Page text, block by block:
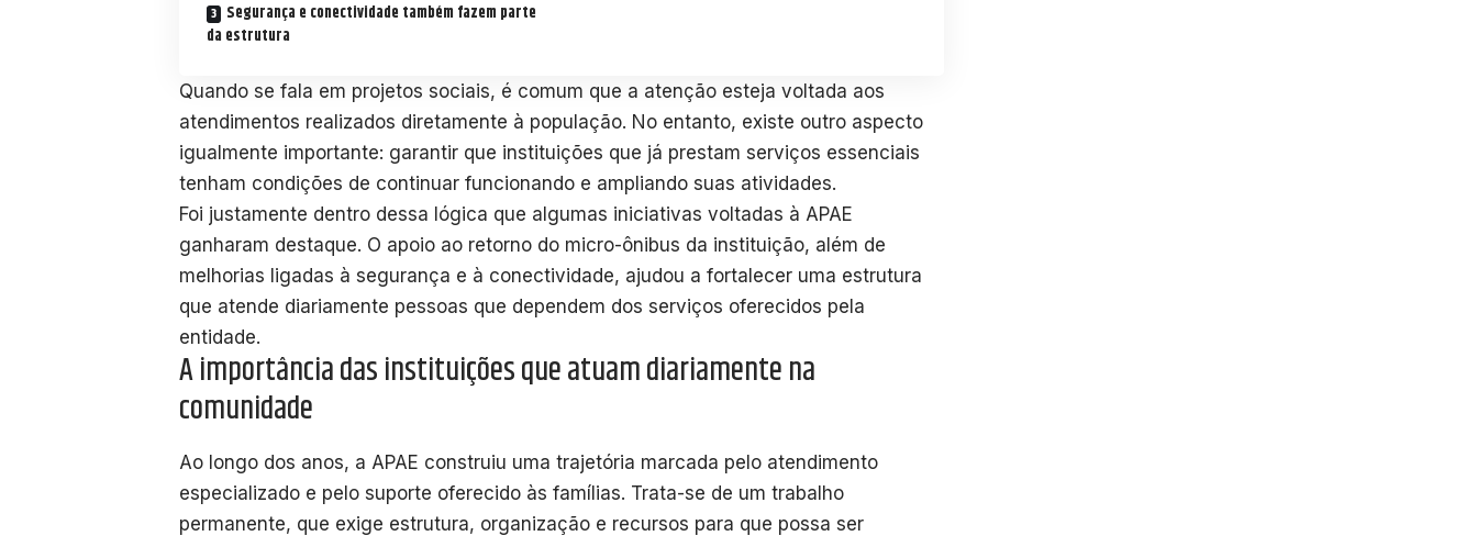
Segurança e conectividade também fazem parte
da estrutura
Quando se fala em projetos sociais, é comum que a atenção esteja voltada aos
atendimentos realizados diretamente à população. No entanto, existe outro aspecto
igualmente importante: garantir que instituições que já prestam serviços essenciais
tenham condições de continuar funcionando e ampliando suas atividades.
Foi justamente dentro dessa lógica que algumas iniciativas voltadas à APAE
ganharam destaque. O apoio ao retorno do micro-ônibus da instituição, além de
melhorias ligadas à segurança e à conectividade, ajudou a fortalecer uma estrutura
que atende diariamente pessoas que dependem dos serviços oferecidos pela
entidade.
A importância das instituições que atuam diariamente na
comunidade
Ao longo dos anos, a APAE construiu uma trajetória marcada pelo atendimento
especializado e pelo suporte oferecido às famílias. Trata-se de um trabalho
permanente, que exige estrutura, organização e recursos para que possa ser